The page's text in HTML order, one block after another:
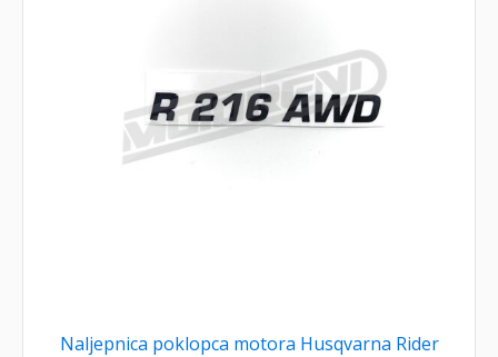
Naljepnica poklopca motora Husqvarna Rider